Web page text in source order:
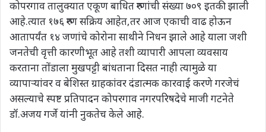
कोपरगाव तालुक्यात एकूण बाधित रुग्णांची संख्या ७०९ इतकी झाली
आहे.त्यात १७६ रुग्ण सक्रिय आहेत,तर आज एकाची वाढ होऊन
आतापर्यंत १४ जणांचे कोरोना साथीने निधन झाले आहे याला जशी
जनतेची वृत्ती कारणीभूत आहे तशी व्यापारी आपला व्यवसाय
करताना तोंडाला मुखपट्टी बांधताना दिसत नाही त्यामुळे या
व्यापाऱ्यांवर व बेशिस्त ग्राहकांवर दंडात्मक कारवाई करणे गरजेचं
असल्याचे स्पष्ट प्रतिपादन कोपरगाव नगरपरिषदेचे माजी गटनेते
डॉ.अजय गर्जे यांनी नुकतेच केले आहे.